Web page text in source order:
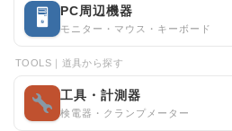
🖥 PC周辺機器
モニター・マウス・キーボード
TOOLS｜道具から探す
工具・計測器
検電器・クランプメーター